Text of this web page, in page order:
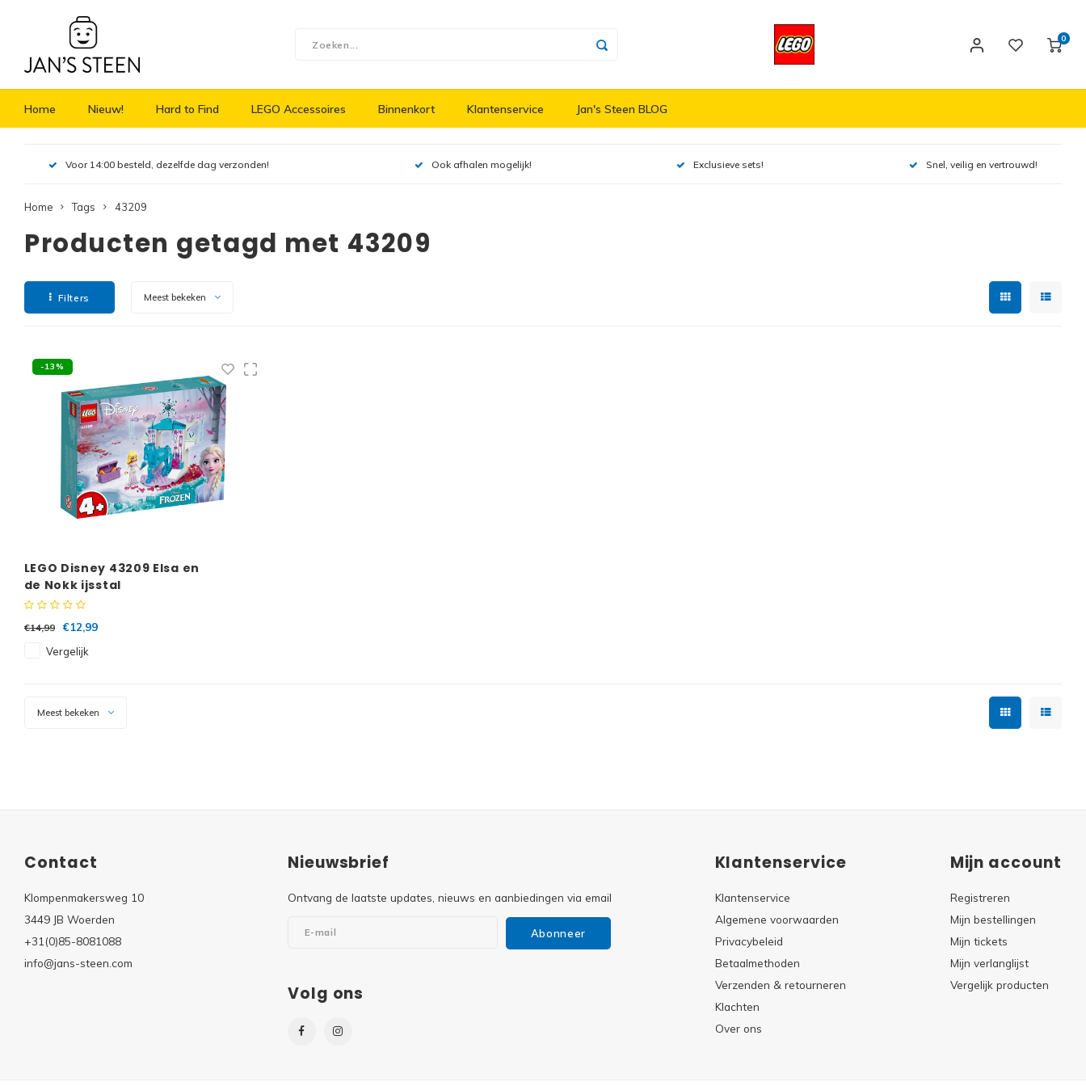
0
Home Nieuw! Hard to Find LEGO Accessoires Binnenkort Klantenservice Jan's Steen BLOG
Voor 14:00 besteld, dezelfde dag verzonden! Ook afhalen mogelijk! Exclusieve sets! Snel, veilig en vertrouwd!
Home Tags 43209
Producten getagd met 43209
Filters Meest bekeken
-13%
LEGO Disney 43209 Elsa en
de Nokk ijsstal
€14,99
€12,99
Vergelijk
Meest bekeken
Contact
Klompenmakersweg 10
3449 JB Woerden
+31(0)85-8081088
info@jans-steen.com
Nieuwsbrief
Ontvang de laatste updates, nieuws en aanbiedingen via email
Abonneer
Volg ons
Klantenservice
Klantenservice
Algemene voorwaarden
Privacybeleid
Betaalmethoden
Verzenden & retourneren
Klachten
Over ons
Mijn account
Registreren
Mijn bestellingen
Mijn tickets
Mijn verlanglijst
Vergelijk producten